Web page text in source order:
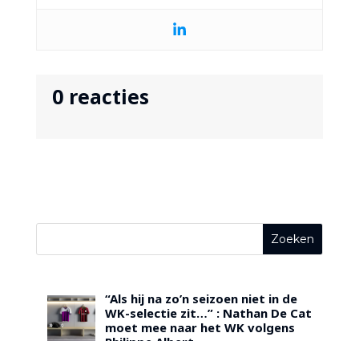
0 reacties
“Als hij na zo’n seizoen niet in de
WK-selectie zit…” : Nathan De Cat
moet mee naar het WK volgens